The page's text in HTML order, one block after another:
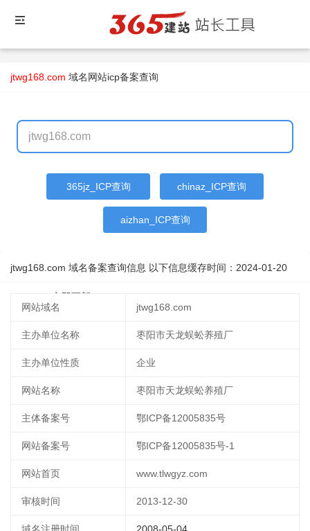
jtwg168.com 域名网站icp备案查询
365jz_ICP查询 chinaz_ICP查询
aizhan_ICP查询
jtwg168.com 域名备案查询信息 以下信息缓存时间： 2024-01-20
立即更新
网站域名
jtwg168.com
主办单位名称 枣阳市天龙蜈蚣养殖厂
主办单位性质 企业
网站名称 枣阳市天龙蜈蚣养殖厂
主体备案号 鄂ICP备12005835号
网站备案号 鄂ICP备12005835号-1
网站首页 www.tlwgyz.com
审核时间 2013-12-30